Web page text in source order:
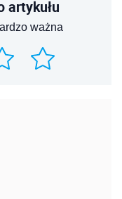
artykułu
ważna